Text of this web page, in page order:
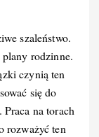
szaleństwo.
rodzinne.
czynią ten
się do
na torach
rozważyć ten